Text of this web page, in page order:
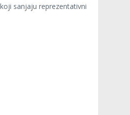
sanjaju reprezentativni